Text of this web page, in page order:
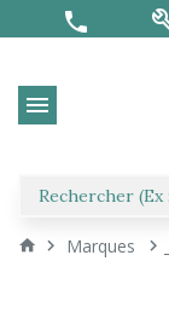
Marques